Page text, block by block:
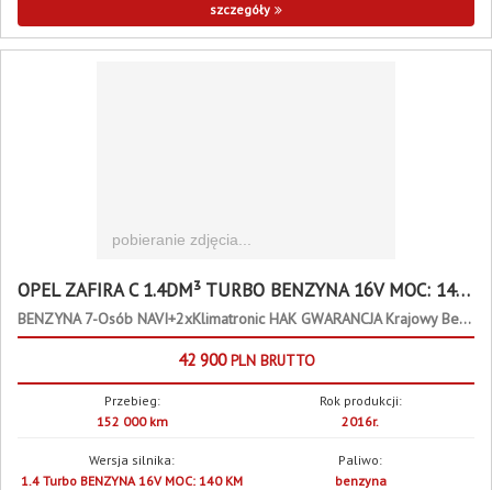
szczegóły
OPEL ZAFIRA C 1.4DM³ TURBO BENZYNA 16V MOC: 140 KM 140KM
BENZYNA 7-Osób NAVI+2xKlimatronic HAK GWARANCJA Krajowy Bezwypadkowy
42 900PLN BRUTTO
Przebieg:
152 000 km
Rok produkcji:
2016r.
Wersja silnika:
1.4 Turbo BENZYNA 16V MOC: 140 KM
Paliwo:
benzyna